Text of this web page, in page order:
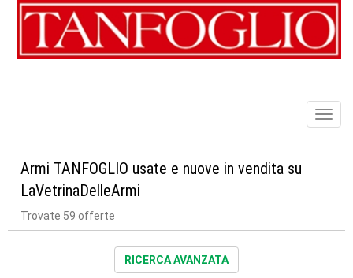
Armi TANFOGLIO usate e nuove in vendita su
LaVetrinaDelleArmi
Trovate 59 offerte
RICERCA AVANZATA